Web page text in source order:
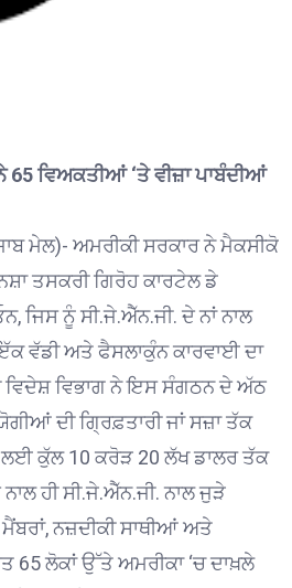
65 ਵਿਅਕਤੀਆਂ ‘ਤੇ ਵੀਜ਼ਾ ਪਾਬੰਦੀਆਂ
ਮੇਲ)- ਅਮਰੀਕੀ ਸਰਕਾਰ ਨੇ ਮੈਕਸੀਕੋ
ਤਸਕਰੀ ਗਿਰੋਹ ਕਾਰਟੇਲ ਡੇ
ਜਿਸ ਨੂੰ ਸੀ.ਜੇ.ਐੱਨ.ਜੀ. ਦੇ ਨਾਂ ਨਾਲ
ਵੱਡੀ ਅਤੇ ਫੈਸਲਾਕੁੰਨ ਕਾਰਵਾਈ ਦਾ
ਵਿਦੇਸ਼ ਵਿਭਾਗ ਨੇ ਇਸ ਸੰਗਠਨ ਦੇ ਅੱਠ
ਦੀ ਗ੍ਰਿਫ਼ਤਾਰੀ ਜਾਂ ਸਜ਼ਾ ਤੱਕ
ਲਈ ਕੁੱਲ 10 ਕਰੋੜ 20 ਲੱਖ ਡਾਲਰ ਤੱਕ
ਹੀ ਸੀ.ਜੇ.ਐੱਨ.ਜੀ. ਨਾਲ ਜੁੜੇ
ਨਜ਼ਦੀਕੀ ਸਾਥੀਆਂ ਅਤੇ
65 ਲੋਕਾਂ ਉੱਤੇ ਅਮਰੀਕਾ ‘ਚ ਦਾਖ਼ਲੇ